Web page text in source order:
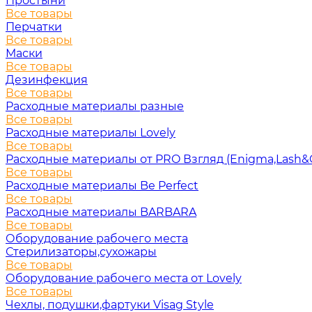
Все товары
Перчатки
Все товары
Маски
Все товары
Дезинфекция
Все товары
Расходные материалы разные
Все товары
Расходные материалы Lovely
Все товары
Расходные материалы от PRO Взгляд
Все товары
Расходные материалы Be Perfect
Все товары
Расходные материалы BARBARA
Все товары
Оборудование рабочего места
Стерилизаторы,сухожары
Все товары
Оборудование рабочего места от Lovely
Все товары
Чехлы, подушки,фартуки Visag Style